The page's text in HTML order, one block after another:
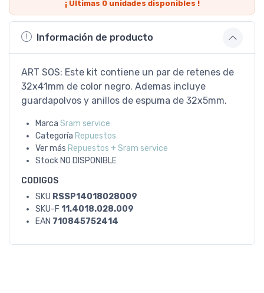
¡ Últimas 0unidades disponibles !
Información de producto
ART SOS: Este kit contiene un par de retenes de
32x41mm de color negro. Ademas incluye
guardapolvos y anillos de espuma de 32x5mm.
Marca Sram service
Categoría Repuestos
Ver más Repuestos + Sram service
Stock NO DISPONIBLE
CODIGOS
SKU RSSP14018028009
SKU-F 11.4018.028.009
EAN 710845752414